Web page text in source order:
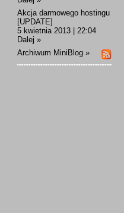
Akcja darmowego hostingu
[UPDATE]
5 kwietnia 2013 | 22:04
Dalej »
Archiwum MiniBlog »